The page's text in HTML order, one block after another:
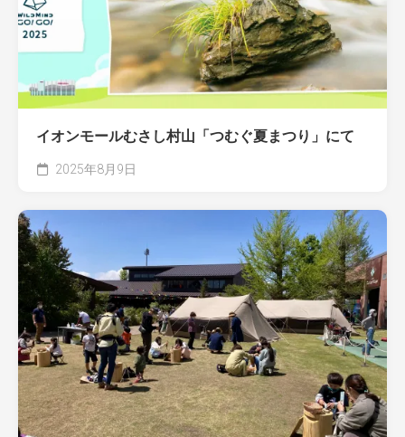
イオンモールむさし村山「つむぐ夏まつり」にて
2025年8月9日